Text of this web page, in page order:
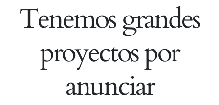
Tenemos grandes
proyectos por
anunciar